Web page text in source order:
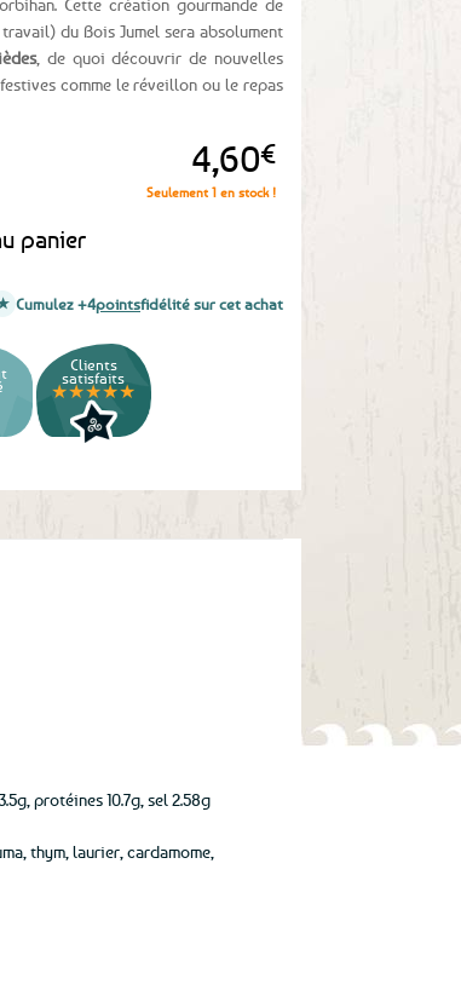
Cette création gourmande de
du Bois Jumel sera absolument
, de quoi découvrir de nouvelles
comme le réveillon ou le repas
4,60€
Seulement 1 en stock !
panier
Cumulez +4pointsfidélité sur cet achat
Clients
satisfaits
★★★★★
protéines 10.7g, sel 2.58g
thym, laurier, cardamome,